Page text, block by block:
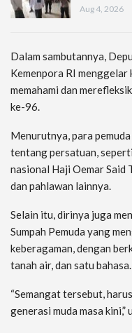
Aug 4, 2026
Dalam sambutannya,
Kemenpora RI menggelar
memahami dan
ke-96.
Menurutnya, para
tentang persatuan,
nasional Haji Oemar Said
dan pahlawan lainnya.
Selain itu, dirinya juga
Sumpah Pemuda yang
keberagaman, dengan
tanah air, dan satu bahasa.
“Semangat tersebut,
generasi muda masa kini,”